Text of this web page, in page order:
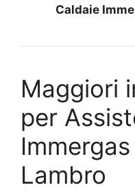
Caldaie
Maggiori
per
Lambro